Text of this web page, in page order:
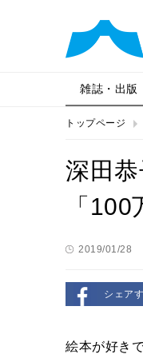
雑誌・出版
トップページ
深田
「
2019/01/28
シェア
絵本が好き